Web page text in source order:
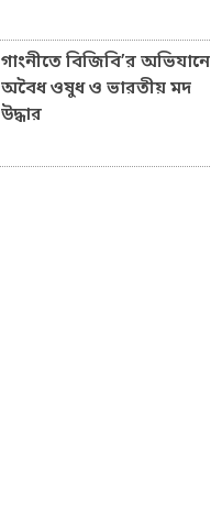
গাংনীতে বিজিবি’র অভিযানে
অবৈধ ওষুধ ও ভারতীয় মদ
উদ্ধার